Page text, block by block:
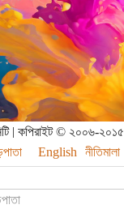
| কপিরাইট © ২০০৬-২০১৫
English নীতিমালা